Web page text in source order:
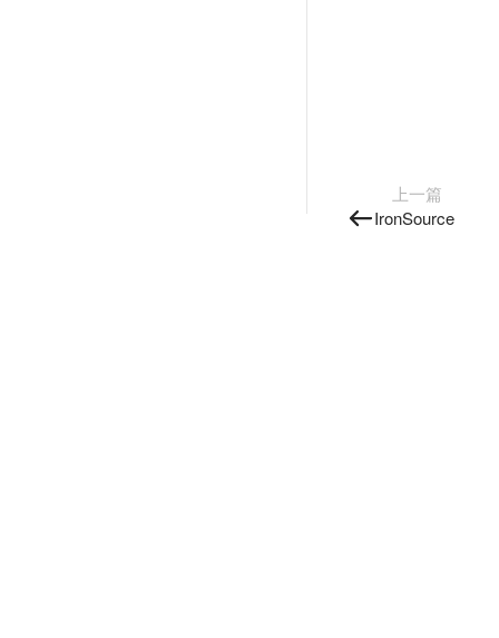
上一篇
IronSource